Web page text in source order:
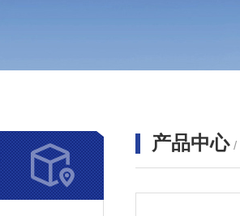
产品中心 /